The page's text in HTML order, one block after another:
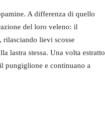
A differenza di quello
del loro veleno: il
rilasciando lievi scosse
lastra stessa. Una volta estratto
pungiglione e continuano a